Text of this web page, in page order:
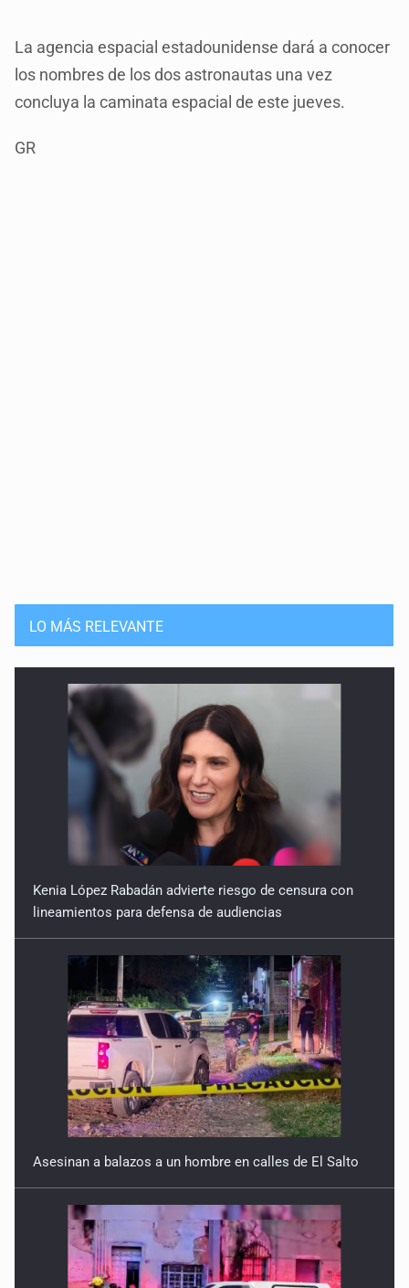
La agencia espacial estadounidense dará a conocer
los nombres de los dos astronautas una vez
concluya la caminata espacial de este jueves.
GR
LO MÁS RELEVANTE
Kenia López Rabadán advierte riesgo de censura con
lineamientos para defensa de audiencias
Asesinan a balazos a un hombre en calles de El Salto